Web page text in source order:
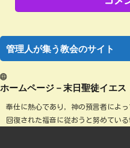
管理人が集う教会のサイト
ホームページ－末日聖徒イエス
奉仕に熱心であり，神の預言者によ
回復された福音に従おうと努めてい